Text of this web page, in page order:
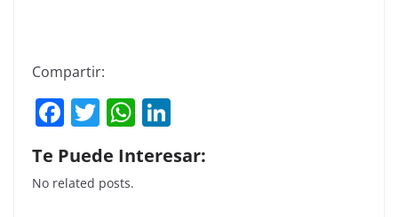
Compartir:
F
a
c
e
T
w
itt
er
W
h
at k
Te Puede Interesar:
No related posts.